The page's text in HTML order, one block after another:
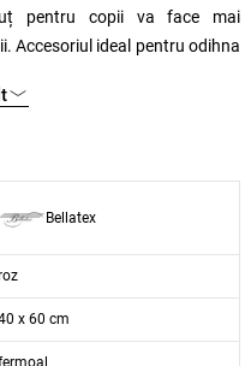
pentru copii va face mai
Accesoriul ideal pentru odihna
de poliester în țesătură
ușoară.
diferită. Fotografia este doar
Bellatex
x 60 cm